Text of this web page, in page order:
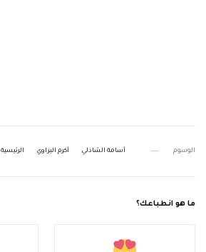
الوسوم أسامة الشاذلي أكرم البزاوي الرئيسية
ما هو انطباعك؟